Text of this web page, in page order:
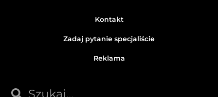
Kontakt
Zadaj pytanie specjaliście
Reklama